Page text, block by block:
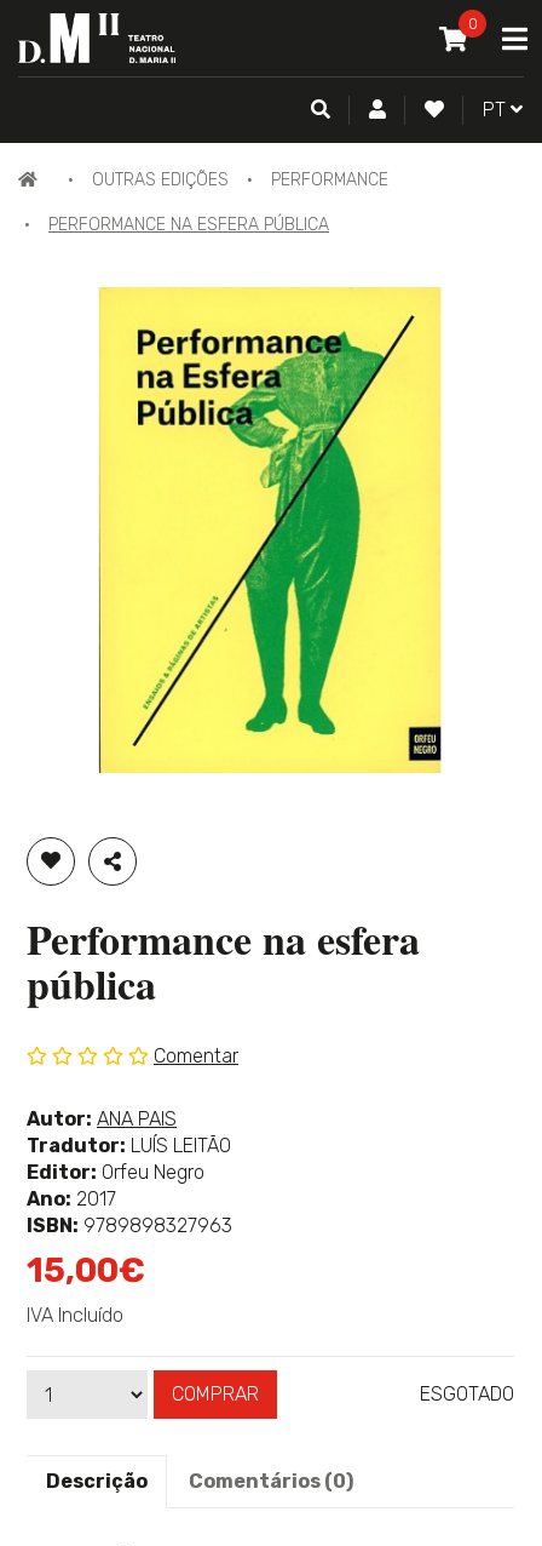
0
O MEU
ITEM(S) -
PESQUISACONTA DEFAZER
PT
PÁGINA OUTRAS EDIÇÕES PERFORMANCE
PERFORMANCE NA ESFERA PÚBLICA
ADICIONAR À LISTA DE DESEJOS
PARTILHAR
Performance na esfera
pública
classificação
Comentar
Autor: Ver
mais
sobre
ANA PAIS
Tradutor: LUÍS LEITÃO
Editor: Orfeu Negro
Ano: 2017
ISBN: 9789898327963
15,00€
IVA Incluído
Qtd COMPRAR
Disponibilidade: ESGOTADO
Descrição Comentários (0)